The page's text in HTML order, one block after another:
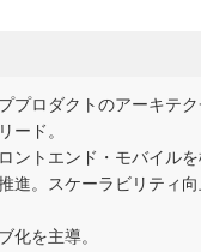
プロダクトのアーキテ
ード。
ントエンド・モバイルを
進。スケーラビリティ
化を主導。